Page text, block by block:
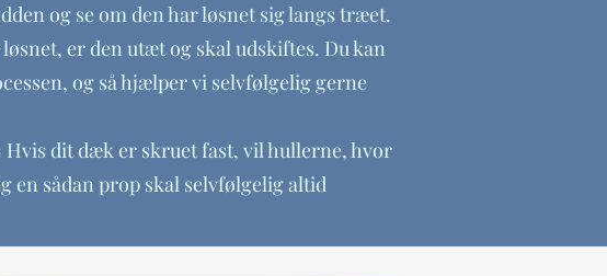
og se om den har løsnet sig langs træet.
er den utæt og skal udskiftes. Du kan
og så hjælper vi selvfølgelig gerne
dit dæk er skruet fast, vil hullerne, hvor
en sådan prop skal selvfølgelig altid